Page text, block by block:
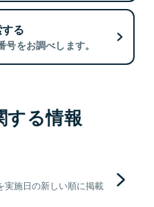
る
をお調べします。
する情報
実施日の新しい順に掲載